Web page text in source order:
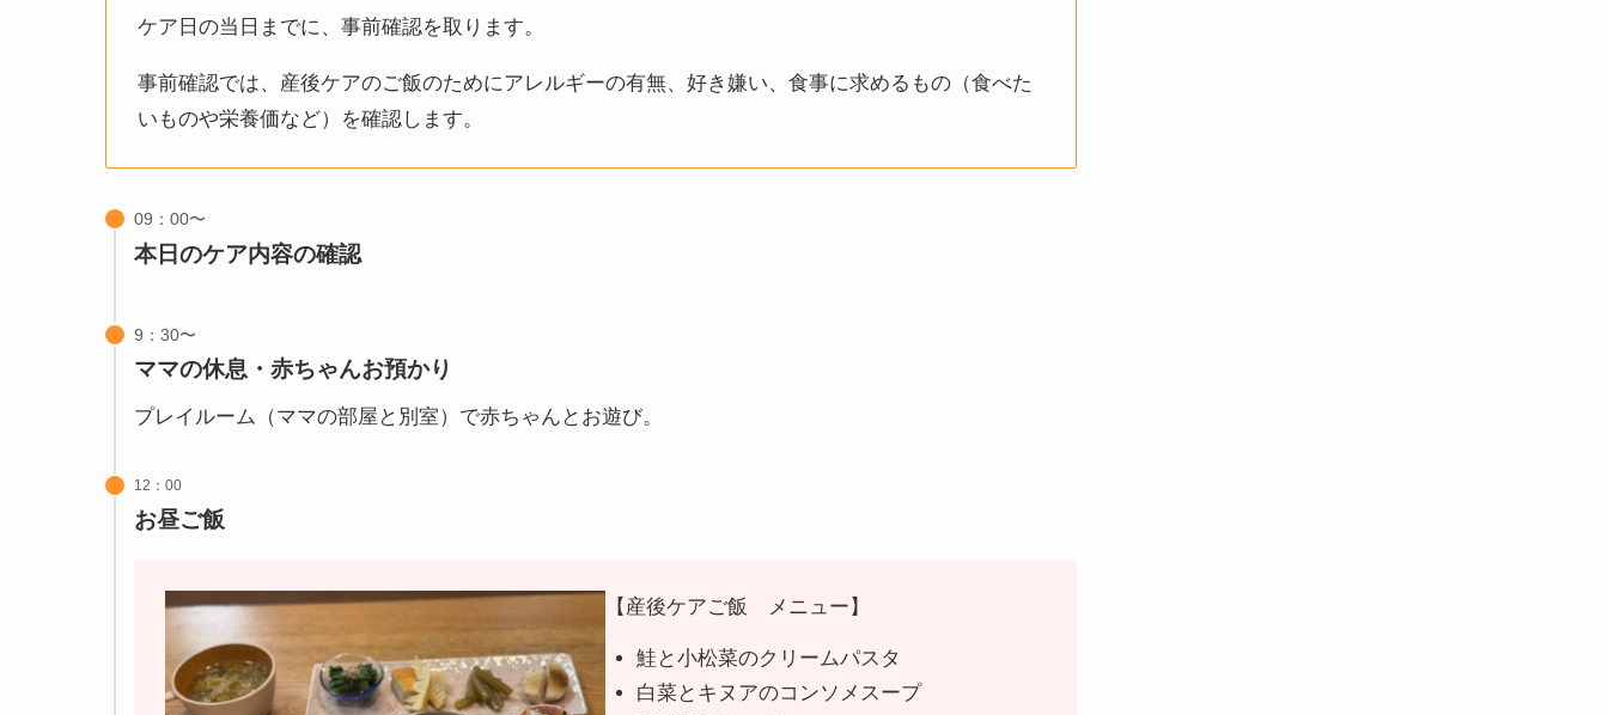
ケア日の当日までに、事前確認を取ります。
事前確認では、産後ケアのご飯のためにアレルギーの有無、好き嫌い、食事に求めるもの（食べた
いものや栄養価など）を確認します。
本日のケア内容の確認
ママの休息・赤ちゃんお預かり
プレイルーム（ママの部屋と別室）で赤ちゃんとお遊び。
12：00
お昼ご飯
【産後ケアご飯 メニュー】
鮭と小松菜のクリームパスタ
白菜とキヌアのコンソメスープ